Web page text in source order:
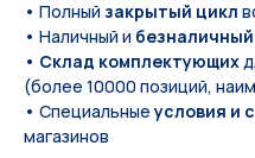
• Полный закрытый цикл
• Наличный и безналичный
• Склад комплектующих
(более 10000 позиций,
• Специальныеусловия и
магазинов